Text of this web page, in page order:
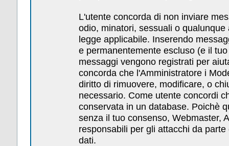
L'utente concorda di non inviare
odio, minatori, sessuali o
legge applicabile. Inserendo
e permanentemente escluso (e il
messaggi vengono registrati per
concorda che l'Amministratore i
diritto di rimuovere, modificare, o
necessario. Come utente concordi
conservata in un database. Poichè
senza il tuo consenso, Webmaster,
responsabili per gli attacchi da
dati.